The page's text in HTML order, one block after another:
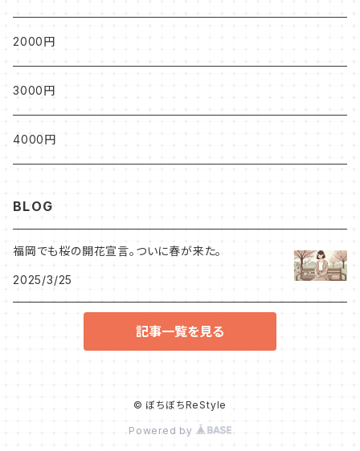
ロング丈
カーディガン
長袖
カーディガン
2000円
3000円
4000円
BLOG
福岡でも桜の開花宣言。ついに春が来た。
2025/3/25
記事一覧を見る
© ぼちぼちReStyle
Powered by